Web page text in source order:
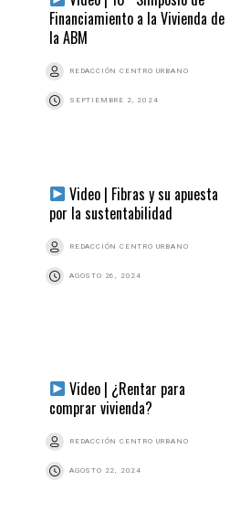
Financiamiento a la Vivienda de
la ABM
REDACCIÓN CENTRO URBANO
SEPTIEMBRE 2, 2024
Video | Fibras y su apuesta
por la sustentabilidad
REDACCIÓN CENTRO URBANO
AGOSTO 26, 2024
Video | ¿Rentar para
comprar vivienda?
REDACCIÓN CENTRO URBANO
AGOSTO 22, 2024